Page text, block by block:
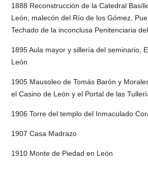
1888 Reconstrucción de la Catedral
León, malecón del Río de los Gómez,
Techado de la inconclusa Penitenciaria
1895 Aula mayor y sillería del seminario,
León
1905 Mausoleo de Tomás Barón y
el Casino de León y el Portal de las
1906 Torre del templo del Inmaculado
1907 Casa Madrazo
1910 Monte de Piedad en León